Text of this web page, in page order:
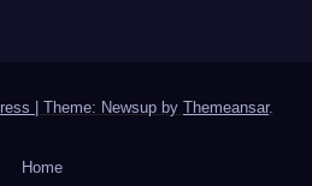
| Theme: Newsup by Themeansar.
Home